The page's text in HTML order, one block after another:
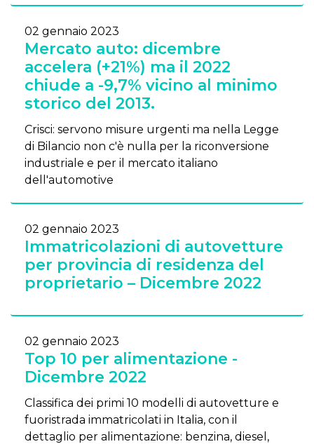
02 gennaio 2023
Mercato auto: dicembre
accelera (+21%) ma il 2022
chiude a -9,7% vicino al minimo
storico del 2013.
Crisci: servono misure urgenti ma nella Legge
di Bilancio non c'è nulla per la riconversione
industriale e per il mercato italiano
dell'automotive
02 gennaio 2023
Immatricolazioni di autovetture
per provincia di residenza del
proprietario – Dicembre 2022
02 gennaio 2023
Top 10 per alimentazione -
Dicembre 2022
Classifica dei primi 10 modelli di autovetture e
fuoristrada immatricolati in Italia, con il
dettaglio per alimentazione: benzina, diesel,